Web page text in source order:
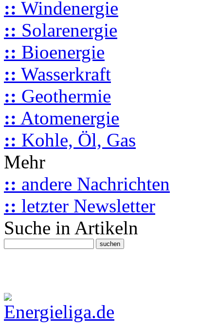
:: Windenergie
:: Solarenergie
:: Bioenergie
:: Wasserkraft
:: Geothermie
:: Atomenergie
:: Kohle, Öl, Gas
Mehr
:: andere Nachrichten
:: letzter Newsletter
Suche in Artikeln